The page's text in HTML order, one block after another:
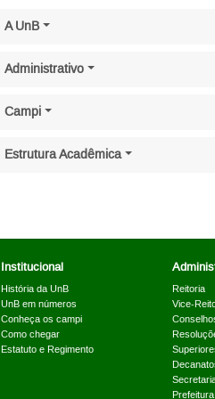
A UnB
Administrativo
Campi
Estrutura Acadêmica
Institucional
História da UnB
UnB em números
Conheça os campi
Como chegar
Estatuto e Regimento
Reitoria
Vice-